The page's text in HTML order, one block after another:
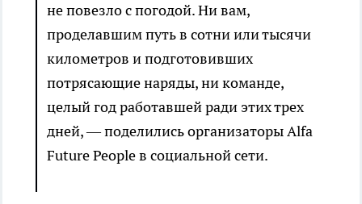
не повезло с погодой. Ни вам,
проделавшим путь в сотни или тысячи
километров и подготовивших
потрясающие наряды, ни команде,
целый год работавшей ради этих трех
дней, — поделились организаторы Alfa
Future People в социальной сети.